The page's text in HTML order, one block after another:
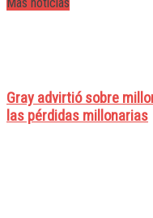
Gray advirtió sobre
las pérdidas millonarias